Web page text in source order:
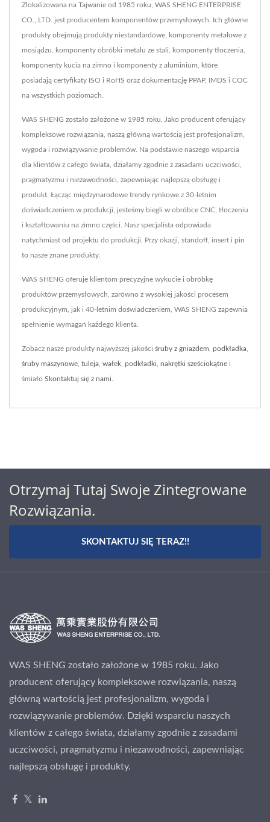
Zlokalizowana na Tajwanie od 1985 roku, WAS SHENG ENTERPRISE
CO., LTD. jest producentem komponentów przemysłowych. Ich główne
produkty obejmują produkty niestandardowe, komponenty metalowe z
mosiądzu, komponenty obróbki metalu ze stali, komponenty tłoczenia,
komponenty kucia na zimno i komponenty z aluminium, które
posiadają certyfikaty ISO i RoHS oraz dokumentację PPAP, IMDS i COC
na wszystkich poziomach.
WAS SHENG zostało założone w 1985 roku. Jako producent oferujący
kompleksowe rozwiązania, naszą główną wartością jest profesjonalizm,
wygoda i rozwiązywanie problemów. Na podstawie naszego wsparcia
dla klientów z całego świata, działamy zgodnie z zasadami uczciwości,
pragmatyzmu i niezawodności, zapewniając najlepszą obsługę i
produkt. Łącząc międzynarodowe trendy rynkowe z 30-letnim
doświadczeniem w produkcji, jesteśmy biegli w obróbce CNC, tłoczeniu
i kształtowaniu na zimno części. Nasz specjalista odpowiada
natychmiast od projektu do produkcji. Przy okazji, standoff, insert i pin
to nasze znane produkty.
WAS SHENG oferuje klientom precyzyjne wykucie i obróbkę
produktów przemysłowych, zarówno z wysokiej jakości procesem
produkcyjnym, jak i 40-letnim doświadczeniem, WAS SHENG zapewnia
spełnienie wymagań każdego klienta.
Zobacz nasze produkty najwyższej jakości śruby z gniazdem podkładka
śruby maszynowe tuleja wałek podkładki nakrętki sześciokątne i
śmiało Skontaktuj się z nami
Otrzymaj Tutaj Swoje Zintegrowane
Rozwiązania.
SKONTAKTUJ SIĘ TERAZ!!
WAS SHENG zostało założone w 1985 roku. Jako
producent oferujący kompleksowe rozwiązania, naszą
główną wartością jest profesjonalizm, wygoda i
rozwiązywanie problemów. Dzięki wsparciu naszych
klientów z całego świata, działamy zgodnie z zasadami
uczciwości, pragmatyzmu i niezawodności, zapewniając
najlepszą obsługę i produkty.